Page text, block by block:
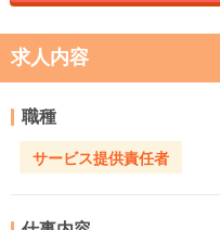
求人内容
職種
サービス提供責任者